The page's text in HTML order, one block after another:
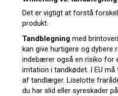
Det er vigtigt at forstå
produkt.
Tandblegning med
kan give hurtigere og dybere
indebærer også en risiko for
irritation i tandkødet. I EU
af tandlæger. Liselotte
du har slid eller syreskader